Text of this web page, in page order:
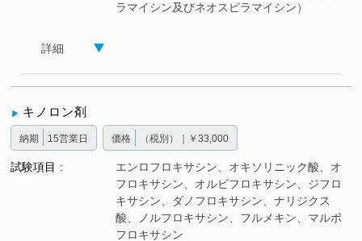
ラマイシン及びネオスピラマイシン）
詳細
キノロン剤
納期 15営業日 価格 （税別）｜￥33,000
試験項目
エンロフロキサシン、オキソリニック酸、オ
フロキサシン、オルビフロキサシン、ジフロ
キサシン、ダノフロキサシン、ナリジクス
酸、ノルフロキサシン、フルメキン、マルボ
フロキサシン